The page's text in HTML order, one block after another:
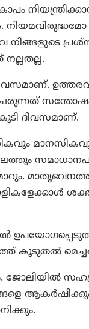
ദിവസമാണ്.
കൂടുതല്‍
ജോലിയില്‍